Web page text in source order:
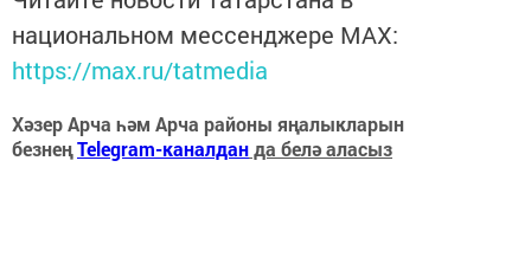
национальном мессенджере MАХ:
https://max.ru/tatmedia
Хәзер Арча һәм Арча районы яңалыкларын
безнеңTelegram-каналданда белә аласыз